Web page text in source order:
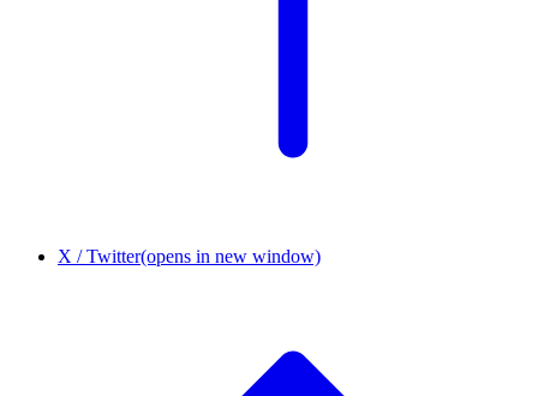
X / Twitter(opens in new window)